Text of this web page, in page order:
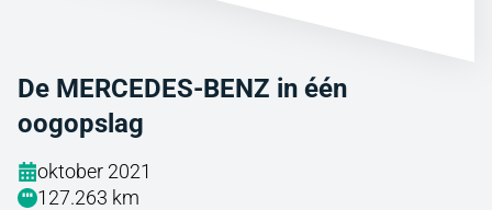
De MERCEDES-BENZ in één
oogopslag
oktober 2021
127.263 km